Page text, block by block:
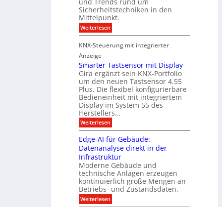
e
i
M
D
c
h
n
o
l
o
g
e
s
h
e
s
t
e
k
e
n
n
u
n
g
m
i
t
A
n
s
a
a
e
r
ö
f
n
e
t
n
e
u
e
s
A
u
s
b
i
l
d
u
und Trends rund um
Sicherheitstechniken in den
Mittelpunkt.
Weiterlesen:
S
c
e
r
h
e
i
t
s
e
x
p
o
M
ü
n
c
h
e
n
2
0
2
KNX-Steuerung mit integrierter
Anzeige
Smarter Tastsensor mit Display
Gira ergänzt sein KNX-Portfolio
um den neuen Tastsensor 4.55
Plus. Die flexibel konfigurierbare
Bedieneinheit mit integriertem
Display im System 55 des
Herstellers…
Weiterlesen:
S
m
a
r
t
e
r
T
a
s
t
s
Edge-AI für Gebäude:
Datenanalyse direkt in der
Infrastruktur
Moderne Gebäude und
technische Anlagen erzeugen
kontinuierlich große Mengen an
Betriebs- und Zustandsdaten.
Weiterlesen:
E